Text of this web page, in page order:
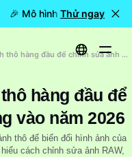
🎉 Mô hình mới đã RA
Thử ngay
5 trình chỉnh sửa ảnh thô hàng đầu để chỉnh sửa ảnh dễ dàng vào năm 2026
hàng đầu để
vào năm 2026
thô để biến đổi hình ảnh của
cách chỉnh sửa ảnh RAW,